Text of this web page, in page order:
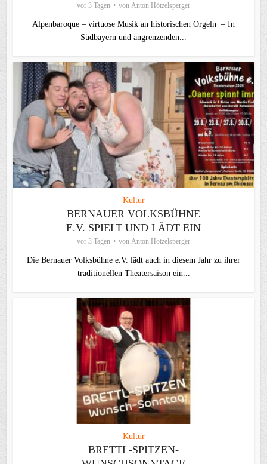
vor 3 Tagen von Anton Hötzelsperger
Alpenbaroque – virtuose Musik an historischen Orgeln – In
Südbayern und angrenzenden...
Kultur
BERNAUER VOLKSBÜHNE
E.V. SPIELT UND LÄDT EIN
vor 3 Tagen von Anton Hötzelsperger
Die Bernauer Volksbühne e.V. lädt auch in diesem Jahr zu ihrer
traditionellen Theater­saison ein...
Kultur
BRETTL-SPITZEN-